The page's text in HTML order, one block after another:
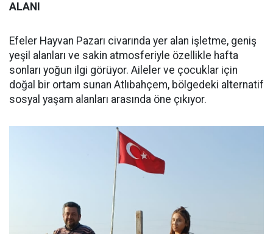
ALANI
Efeler Hayvan Pazarı civarında yer alan işletme, geniş
yeşil alanları ve sakin atmosferiyle özellikle hafta
sonları yoğun ilgi görüyor. Aileler ve çocuklar için
doğal bir ortam sunan Atlıbahçem, bölgedeki alternatif
sosyal yaşam alanları arasında öne çıkıyor.